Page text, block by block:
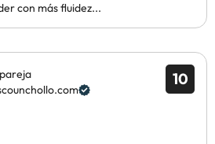
con más fluidez...
10